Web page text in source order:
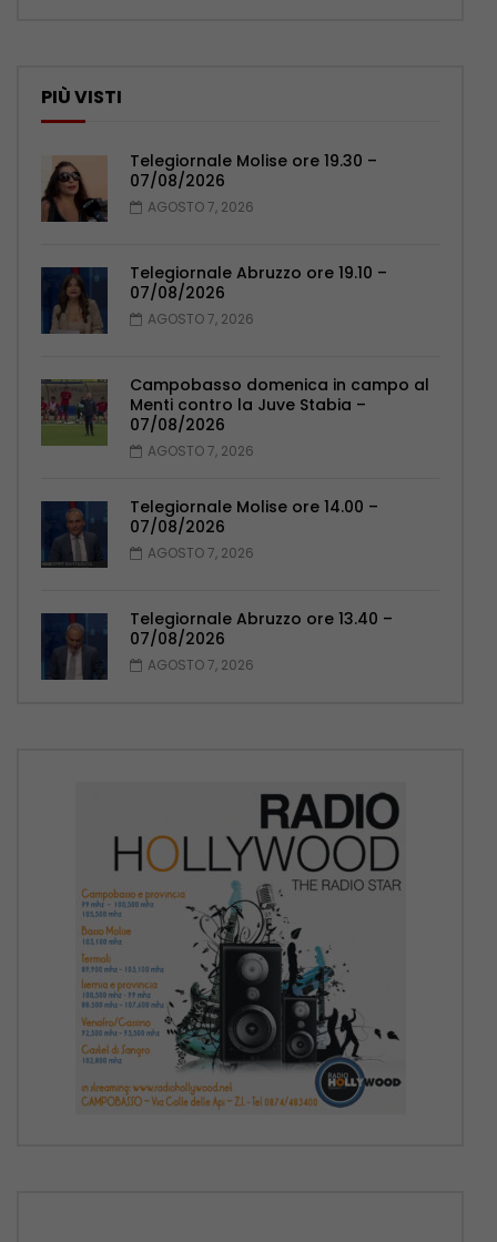
PIÙ VISTI
Telegiornale Molise ore 19.30 –
07/08/2026
AGOSTO 7, 2026
Telegiornale Abruzzo ore 19.10 –
07/08/2026
AGOSTO 7, 2026
Campobasso domenica in campo al
Menti contro la Juve Stabia –
07/08/2026
AGOSTO 7, 2026
Telegiornale Molise ore 14.00 –
07/08/2026
AGOSTO 7, 2026
Telegiornale Abruzzo ore 13.40 –
07/08/2026
AGOSTO 7, 2026